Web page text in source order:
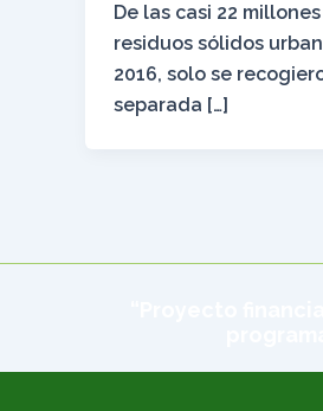
De las casi 22
residuos sólidos
2016, solo se
separada […]